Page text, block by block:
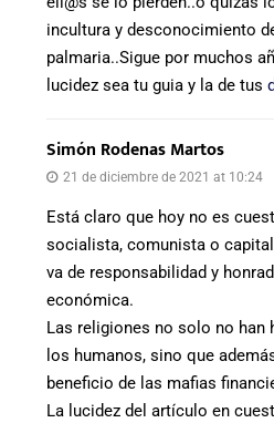
incultura y desconocimiento
palmaria..Sigue por muchos
lucidez sea tu guia y la de tus
Simón Rodenas Martos
21 de diciembre de 2021 at 10:24
Está claro que hoy no es
socialista, comunista o
va de responsabilidad y
económica.
Las religiones no solo no han
los humanos, sino que
beneficio de las mafias
La lucidez del artículo en